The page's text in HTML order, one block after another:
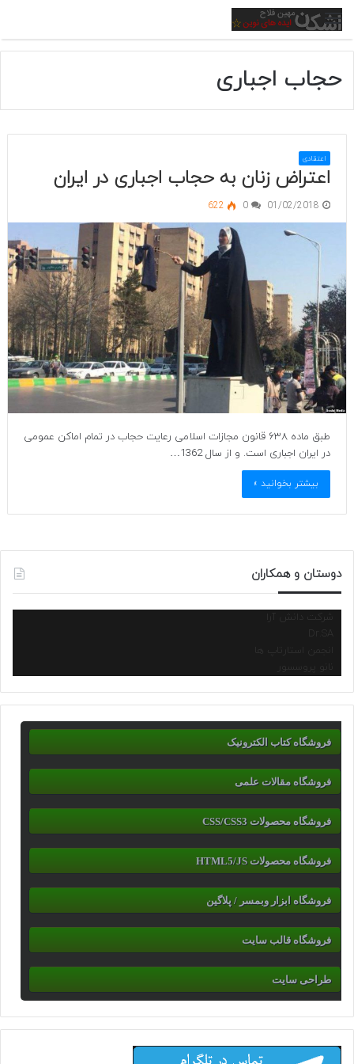
منو
حجاب اجباری
اعتقادی
اعتراض زنان به حجاب اجباری در ایران
01/02/2018
0
622
طبق ماده ۶۳۸ قانون مجازات اسلامی رعایت حجاب در تمام اماکن عمومی
در ایران اجباری است. و از سال 1362…
بیشتر بخوانید »
دوستان و همکاران
شرکت دانش آرا
انجمن استارتاپ ها
نانو پروسسور
فروشگاه کتاب الکترونیک
فروشگاه مقالات علمی
فروشگاه محصولات CSS/CSS3
فروشگاه محصولات HTML5/JS
فروشگاه ابزار وبمسر / پلاگین
فروشگاه قالب سایت
طراحی سایت